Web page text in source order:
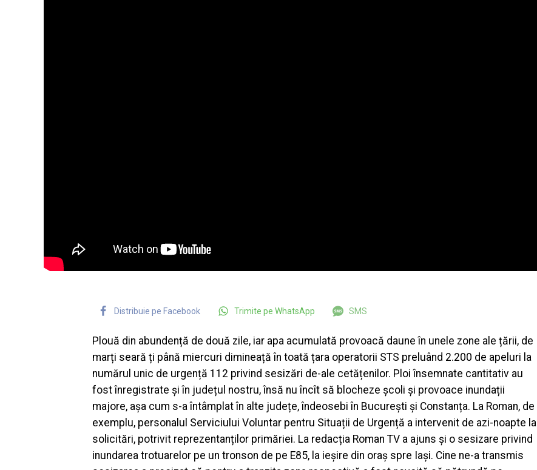
Distribuie pe Facebook Trimite pe WhatsApp SMS
Plouă din abundență de două zile, iar apa acumulată provoacă daune în unele zone ale țării, de
marți seară ți până miercuri dimineață în toată țara operatorii STS preluând 2.200 de apeluri la
numărul unic de urgență 112 privind sesizări de-ale cetățenilor. Ploi însemnate cantitativ au
fost înregistrate și în județul nostru, însă nu încît să blocheze școli și provoace inundații
majore, așa cum s-a întâmplat în alte județe, îndeosebi în București și Constanța. La Roman, de
exemplu, personalul Serviciului Voluntar pentru Situații de Urgență a intervenit de azi-noapte la
solicitări, potrivit reprezentanților primăriei. La redacția Roman TV a ajuns și o sesizare privind
inundarea trotuarelor pe un tronson de pe E85, la ieșire din oraș spre Iași. Cine ne-a transmis